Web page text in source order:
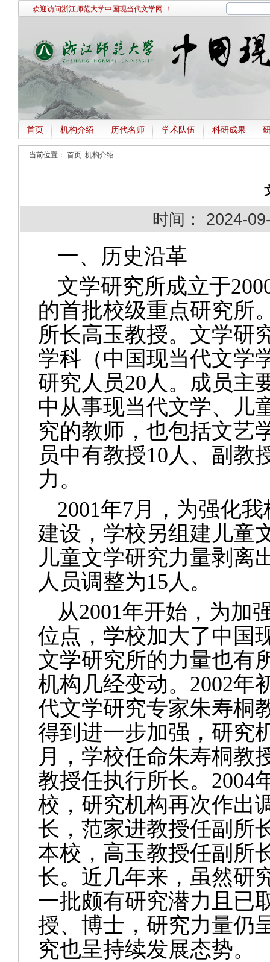
欢迎访问浙江师范大学中国现当代文学网 ！
首页 机构介绍 历代名师 学术队伍 科研成果
当前位置： 首页 机构介绍
时间： 2024-
一、历史沿革
文学研究所成立于
的首批校级重点研究所
所长高玉教授。文学研
学科（中国现当代文学
研究人员20人。成员主
中从事现当代文学、儿
究的教师，也包括文艺
员中有教授10人、副教
力。
2001年7月，为强化
建设，学校另组建儿童
儿童文学研究力量剥离
人员调整为15人。
从2001年开始，为加
位点，学校加大了中国
文学研究所的力量也有
机构几经变动。 2002年
代文学研究专家朱寿桐
得到进一步加强，研究
月，学校任命朱寿桐教
教授任执行所长。 2004
校，研究机构再次作出
长， 范家进教授任副所
本校， 高玉教授任副所
长。近几年来，虽然研
一批颇有研究潜力且已
授、博士，研究力量仍
究也呈持续发展态势。